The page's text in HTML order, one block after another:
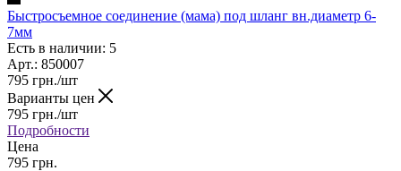
Быстросъемное соединение (мама) под шланг вн.диаметр 6-
7мм
Есть в наличии: 5
Арт.: 850007
795 грн./шт
Варианты цен
795 грн./шт
Подробности
Цена
795 грн.